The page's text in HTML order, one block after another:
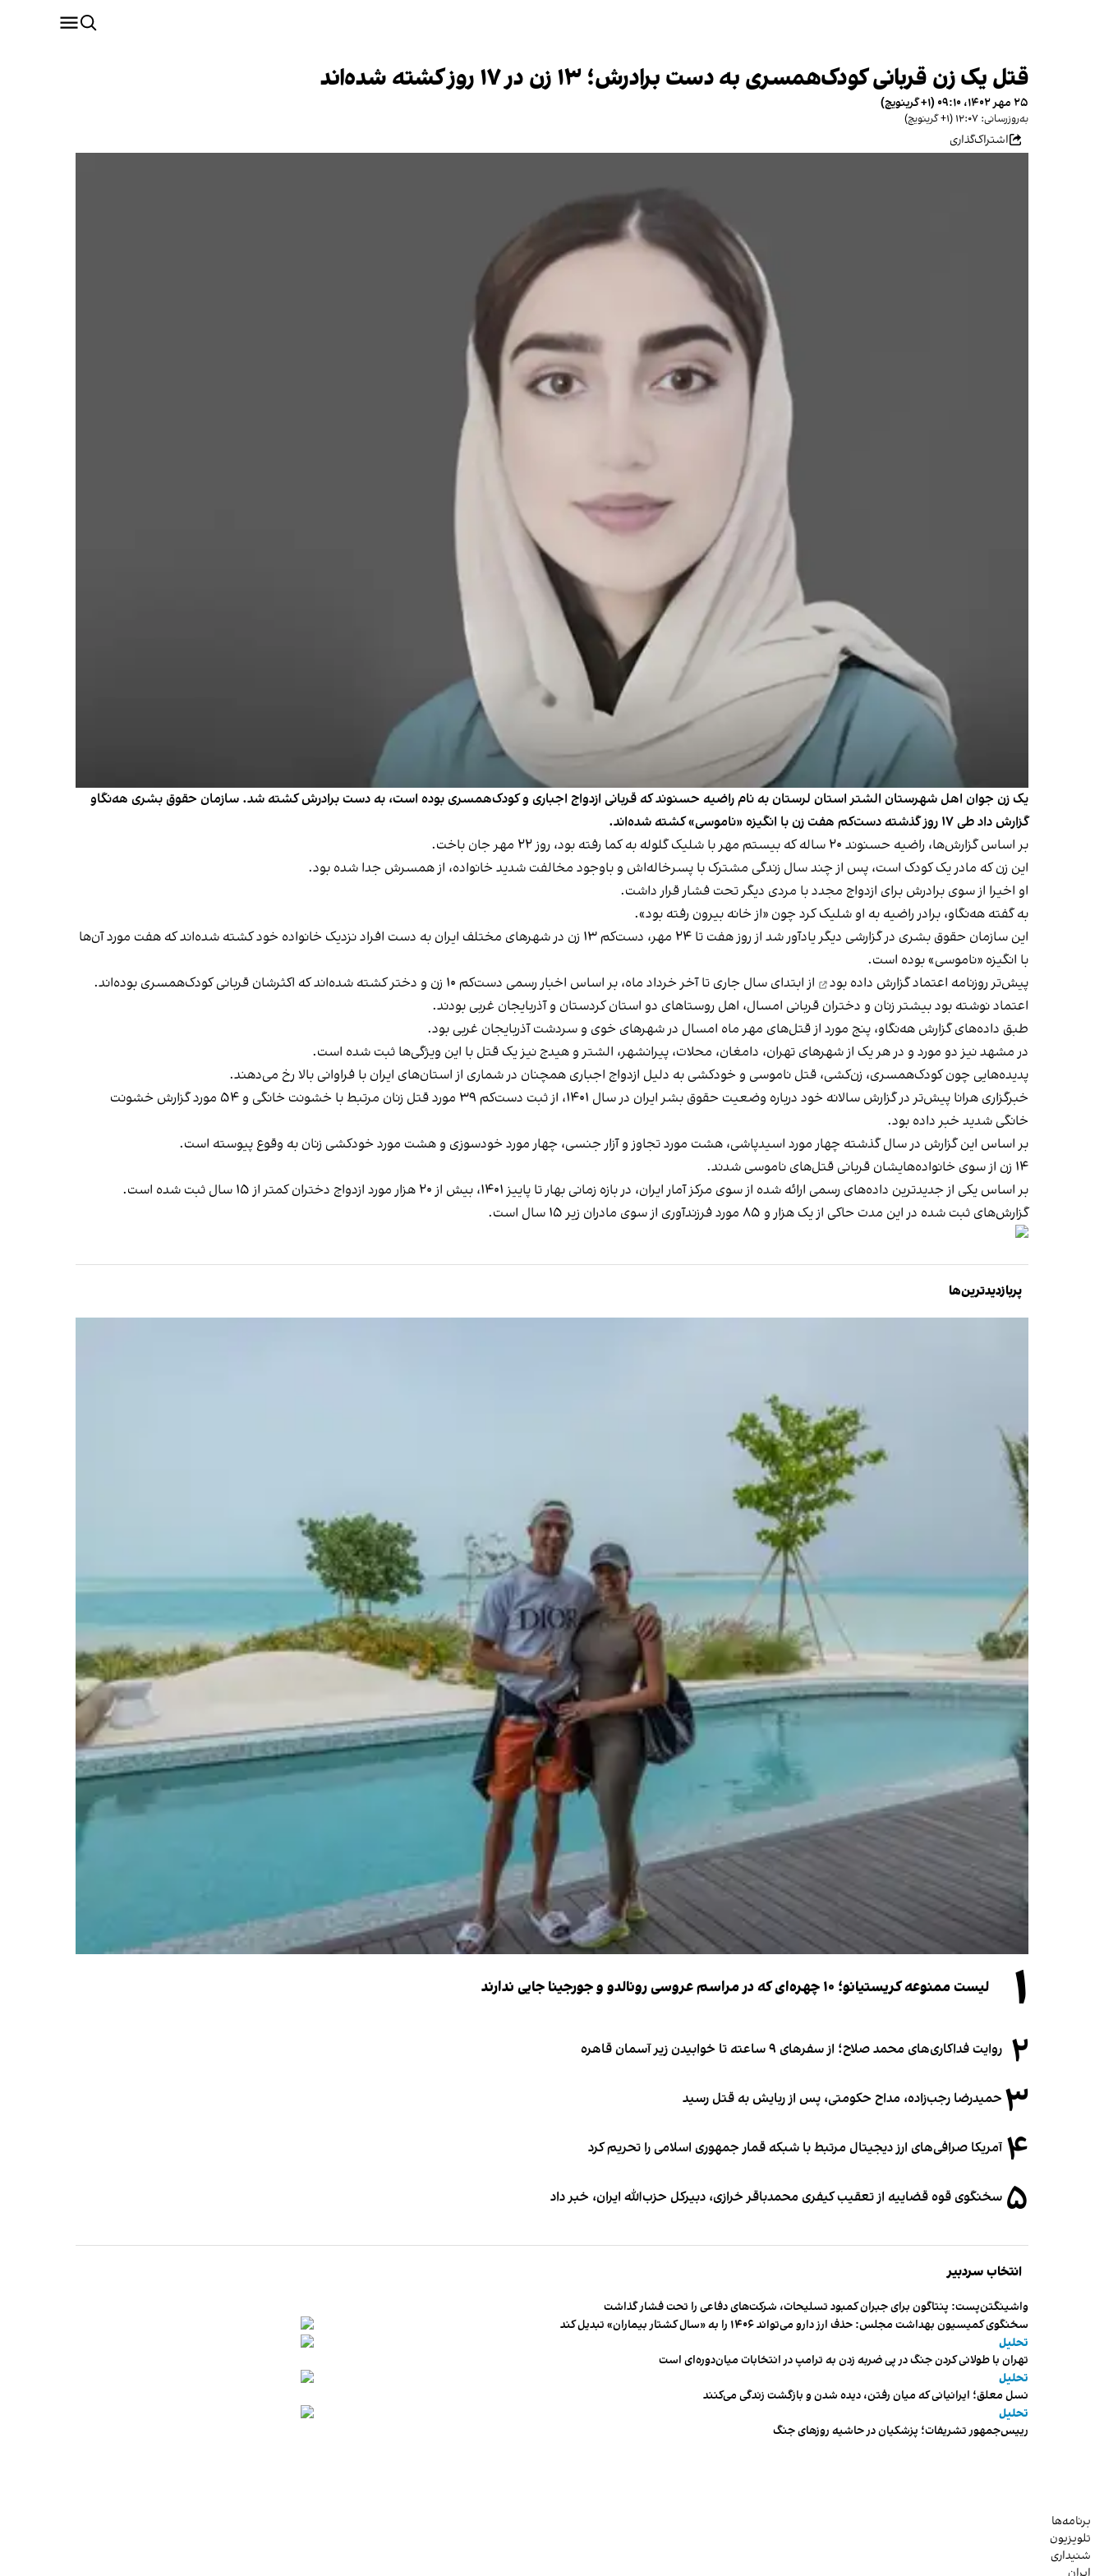
قتل یک زن قربانی کودک‌همسری به دست برادرش؛ ۱۳ زن در ۱۷ روز کشته شده‌اند
۲۵ مهر ۱۴۰۲، ۰۹:۱۰ (‎+۱ گرینویچ)
به‌روزرسانی: ۱۲:۰۷ (‎+۱ گرینویچ)
اشتراک‌گذاری
یک زن جوان اهل شهرستان الشتر استان لرستان به نام راضیه حسنوند که قربانی ازدواج اجباری و کودک‌‌همسری بوده است، به دست برادرش کشته شد. سازمان حقوق بشری هه‌نگاو
گزارش داد طی ١٧ روز گذشته دست‌کم هفت زن با انگیزه «ناموسی» کشته شده‌اند.
بر اساس گزارش‌ها، راضیه حسنوند ۲۰ ساله که بیستم مهر با شلیک گلوله به کما رفته بود، روز ۲۲ مهر جان باخت.
این زن که مادر یک کودک است، پس از چند سال زندگی مشترک با پسرخاله‌اش و باوجود مخالفت شدید خانواده، از همسرش جدا شده بود.
او اخیرا از سوی برادرش برای ازدواج مجدد با مردی دیگر تحت فشار قرار داشت.
به گفته هه‌نگاو، برادر راضیه به او شلیک کرد چون «از خانه بیرون رفته بود».
این سازمان حقوق بشری در گزارشی دیگر یادآور شد از روز هفت تا ٢٤ مهر، دست‌کم ۱۳ زن در شهرهای مختلف ایران به دست افراد نزدیک خانواده خود کشته شده‌اند که هفت مورد آن‌ها
با انگیزه «ناموسی» بوده است.
پیش‌تر روزنامه اعتماد گزارش داده بود
از ابتدای سال جاری تا آخر خرداد ماه، بر اساس اخبار رسمی دست‌کم ۱۰ زن و دختر کشته شده‌اند که اکثرشان قربانی کودک‌همسری بوده‌اند.
اعتماد نوشته بود بیشتر زنان و دختران قربانی امسال، اهل روستا‌های دو استان کردستان و آذربایجان غربی بودند.
طبق داده‌های گزارش هه‌نگاو، پنج مورد از قتل‌های مهر ماه امسال در شهرهای خوی و سردشت آذربایجان‌ غربی بود.
در مشهد نیز دو مورد و در هر یک از شهرهای تهران، دامغان، محلات، پیرانشهر، الشتر و هیدج نیز یک قتل با این ویژگی‌ها ثبت شده است.
پدیده‌هایی چون کودک‌همسری،‌ زن‌کشی، قتل ناموسی و خودکشی به دلیل ازدواج اجباری همچنان در شماری از استان‌های ایران با فراوانی بالا رخ می‌دهند.
خبرگزاری هرانا پیش‌تر در گزارش سالانه خود درباره وضعیت حقوق بشر ایران در سال ۱۴۰۱، از ثبت دست‌کم ۳۹ مورد قتل زنان مرتبط با خشونت خانگی و ۵۴ مورد گزارش خشونت
خانگی شدید خبر داده بود.
بر اساس این گزارش در سال گذشته چهار مورد اسیدپاشی، هشت مورد تجاوز و آزار جنسی، چهار مورد خودسوزی و هشت مورد خودکشی زنان به وقوع پیوسته است.
۱۴ زن از سوی خانواده‌هایشان قربانی قتل‌های ناموسی شدند.
بر اساس یکی از جدیدترین داده‌های رسمی ارائه شده از سوی مرکز آمار ایران، در بازه زمانی بهار تا پاییز ۱۴۰۱، بیش از ۲۰ هزار مورد ازدواج دختران کمتر از ۱۵ سال ثبت شده است.
گزارش‌های ثبت شده در این مدت حاکی از یک هزار و ۸۵ مورد فرزندآوری از سوی مادران زیر ۱۵ سال است.
پربازدیدترین‌ها
۱ لیست ممنوعه کریستیانو؛ ۱۰ چهره‌ای که در مراسم عروسی رونالدو و جورجینا جایی ندارند
۲ روایت فداکاری‌های محمد صلاح؛ از سفرهای ۹ ساعته تا خوابیدن زیر آسمان قاهره
۳ حمیدرضا رجب‌زاده، مداح حکومتی، پس از ربایش به قتل رسید
۴ آمریکا صرافی‌های ارز دیجیتال مرتبط با شبکه قمار جمهوری اسلامی را تحریم کرد
۵ سخنگوی قوه قضاییه از تعقیب کیفری محمدباقر خرازی، دبیر‌کل حزب‌الله ایران، خبر داد
انتخاب سردبیر
واشینگتن‌پست: پنتاگون برای جبران کمبود تسلیحات، شرکت‌های دفاعی را تحت فشار گذاشت
سخنگوی کمیسیون بهداشت مجلس: حذف ارز دارو می‌تواند ۱۴۰۶ را به «سال کشتار بیماران» تبدیل کند
تحلیل
تهران با طولانی کردن جنگ در پی ضربه زدن به ترامپ در انتخابات میان‌دوره‌ای است
تحلیل
نسل معلق؛ ایرانیانی که میان رفتن، دیده شدن و بازگشت زندگی می‌کنند
تحلیل
رییس‌جمهور تشریفات؛ پزشکیان در حاشیه روزهای جنگ
برنامه‌ها
تلویزیون
شنیداری